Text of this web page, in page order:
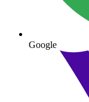
Google